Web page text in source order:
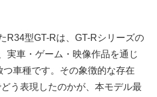
R34型GT-Rは、GT-Rシリーズの
実車・ゲーム・映像作品を通じ
つ車種です。その象徴的な存在
う表現したのかが、本モデル最